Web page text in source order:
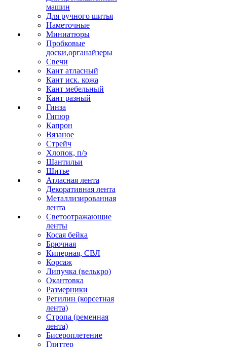
машин
Для ручного шитья
Наметочные
Миниатюры
Пробковые
доски,органайзеры
Свечи
Кант атласный
Кант иск. кожа
Кант мебельный
Кант разный
Гинза
Гипюр
Капрон
Вязаное
Стрейч
Хлопок, п/э
Шантильи
Шитье
Атласная лента
Декоративная лента
Металлизированная
лента
Светоотражающие
ленты
Косая бейка
Брючная
Киперная, СВЛ
Корсаж
Липучка (велькро)
Окантовка
Размерники
Регилин (корсетная
лента)
Стропа (ременная
лента)
Бисероплетение
Глиттер